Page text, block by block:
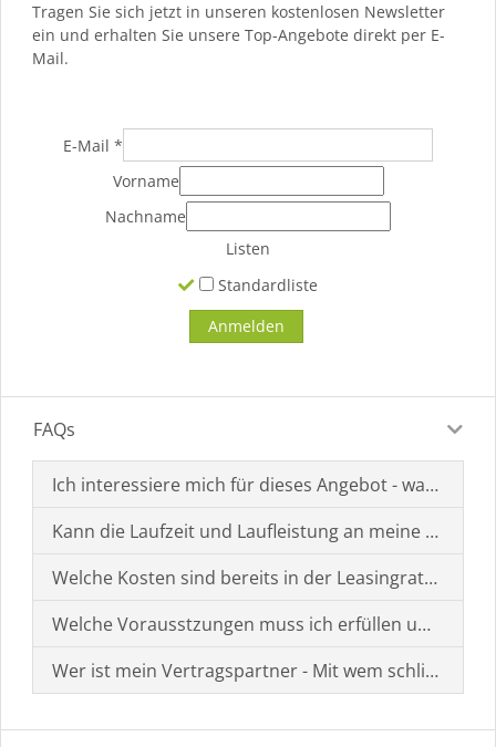
Tragen Sie sich jetzt in unseren kostenlosen Newsletter
ein und erhalten Sie unsere Top-Angebote direkt per E-
Mail.
E-Mail *
Vorname
Nachname
Listen
Standardliste
FAQs
Ich interessiere mich für dieses Angebot - was muss
Kann die Laufzeit und Laufleistung an meine
Welche Kosten sind bereits in der Leasingrate
Welche Vorausstzungen muss ich erfüllen um einen
Wer ist mein Vertragspartner - Mit wem schließe ich